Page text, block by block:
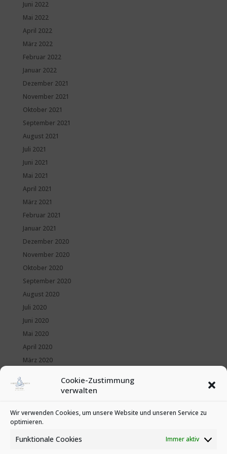
Cookie-Zustimmung
verwalten
Wir verwenden Cookies, um unsere Website und unseren Service zu
optimieren.
Funktionale Cookies Immer aktiv
Juni 2022
Mai 2022
April 2022
März 2022
Februar 2022
Januar 2022
Dezember 2021
November 2021
Oktober 2021
September 2021
August 2021
Juli 2021
Juni 2021
Mai 2021
April 2021
März 2021
Februar 2021
Januar 2021
Dezember 2020
November 2020
Oktober 2020
September 2020
August 2020
Juli 2020
Juni 2020
Mai 2020
April 2020
März 2020
Januar 2020
Kategorien
News
Veranstaltungen